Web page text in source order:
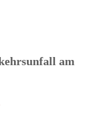
am